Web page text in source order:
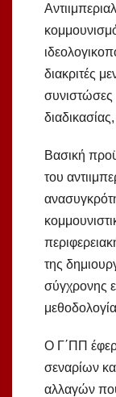
διακριτές
συνιστώσες
Βασική
του
της
σύγχρονης
Ο Γ΄ΠΠ
σεναρίων
αλλαγών